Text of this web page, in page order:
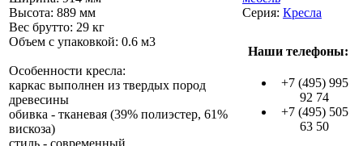
Высота: 889 мм
Вес брутто: 29 кг
Объем с упаковкой: 0.6 м3
Особенности кресла:
каркас выполнен из твердых пород
древесины
обивка - тканевая (39% полиэстер, 61%
вискоза)
стиль - современный
Серия: Кресла
Наши телефоны:
+7 (495) 995
92 74
+7 (495) 505
63 50